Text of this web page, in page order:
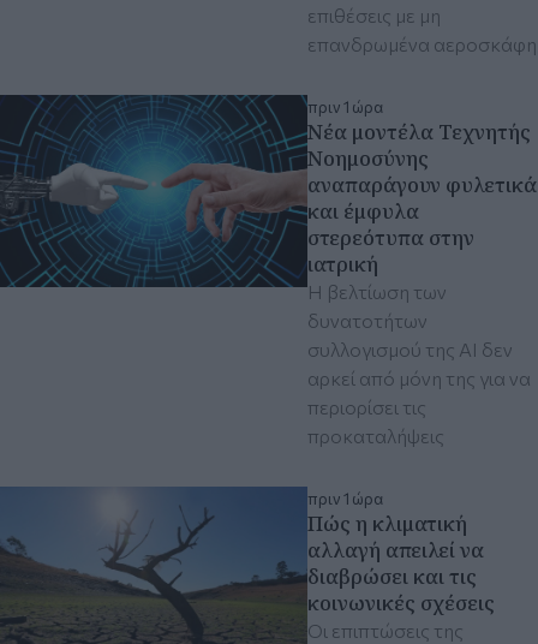
επιθέσεις με μη
επανδρωμένα αεροσκάφη
πριν 1 ώρα
Νέα μοντέλα Τεχνητής
Νοημοσύνης
αναπαράγουν φυλετικά
και έμφυλα
στερεότυπα στην
ιατρική
Η βελτίωση των
δυνατοτήτων
συλλογισμού της ΑΙ δεν
αρκεί από μόνη της για να
περιορίσει τις
προκαταλήψεις
πριν 1 ώρα
Πώς η κλιματική
αλλαγή απειλεί να
διαβρώσει και τις
κοινωνικές σχέσεις
Οι επιπτώσεις της